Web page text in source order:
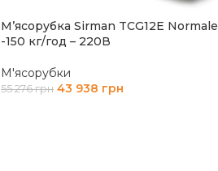
М’ясорубка Sirman TCG12E Normale
-150 кг/год – 220В
М'ясорубки
55 276грн 43 938 грн